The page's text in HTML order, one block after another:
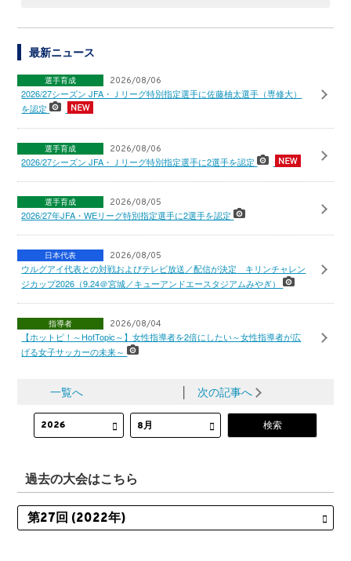
最新ニュース
選手育成 2026/08/06
2026/27シーズン JFA・Ｊリーグ特別指定選手に佐藤柚太選手（専修大）
を認定
選手育成 2026/08/06
2026/27シーズン JFA・Ｊリーグ特別指定選手に2選手を認定
選手育成 2026/08/05
2026/27年JFA・WEリーグ特別指定選手に2選手を認定
日本代表 2026/08/05
ウルグアイ代表との対戦およびテレビ放送／配信が決定 キリンチャレン
ジカップ2026（9.24＠宮城／キューアンドエースタジアムみやぎ）
指導者 2026/08/04
【ホットピ！～HotTopic～】女性指導者を2倍にしたい～女性指導者が広
げる女子サッカーの未来～
一覧へ 次の記事へ
過去の大会はこちら